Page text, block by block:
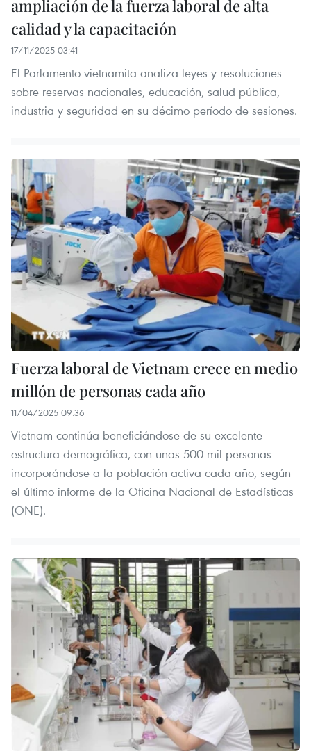
ampliación de la fuerza laboral de alta
calidad y la capacitación
17/11/2025 03:41
El Parlamento vietnamita analiza leyes y resoluciones
sobre reservas nacionales, educación, salud pública,
industria y seguridad en su décimo período de sesiones.
Fuerza laboral de Vietnam crece en medio
millón de personas cada año
11/04/2025 09:36
Vietnam continúa beneficiándose de su excelente
estructura demográfica, con unas 500 mil personas
incorporándose a la población activa cada año, según
el último informe de la Oficina Nacional de Estadísticas
(ONE).